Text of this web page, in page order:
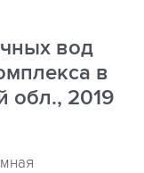
вод
в
обл., 2019